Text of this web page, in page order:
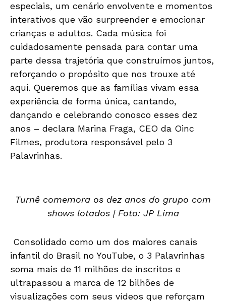
especiais, um cenário envolvente e momentos
interativos que vão surpreender e emocionar
crianças e adultos. Cada música foi
cuidadosamente pensada para contar uma
parte dessa trajetória que construímos juntos,
reforçando o propósito que nos trouxe até
aqui. Queremos que as famílias vivam essa
experiência de forma única, cantando,
dançando e celebrando conosco esses dez
anos – declara Marina Fraga, CEO da Oinc
Filmes, produtora responsável pelo 3
Palavrinhas.
Turnê comemora os dez anos do grupo com
shows lotados | Foto: JP Lima
Consolidado como um dos maiores canais
infantil do Brasil no YouTube, o 3 Palavrinhas
soma mais de 11 milhões de inscritos e
ultrapassou a marca de 12 bilhões de
visualizações com seus vídeos que reforçam